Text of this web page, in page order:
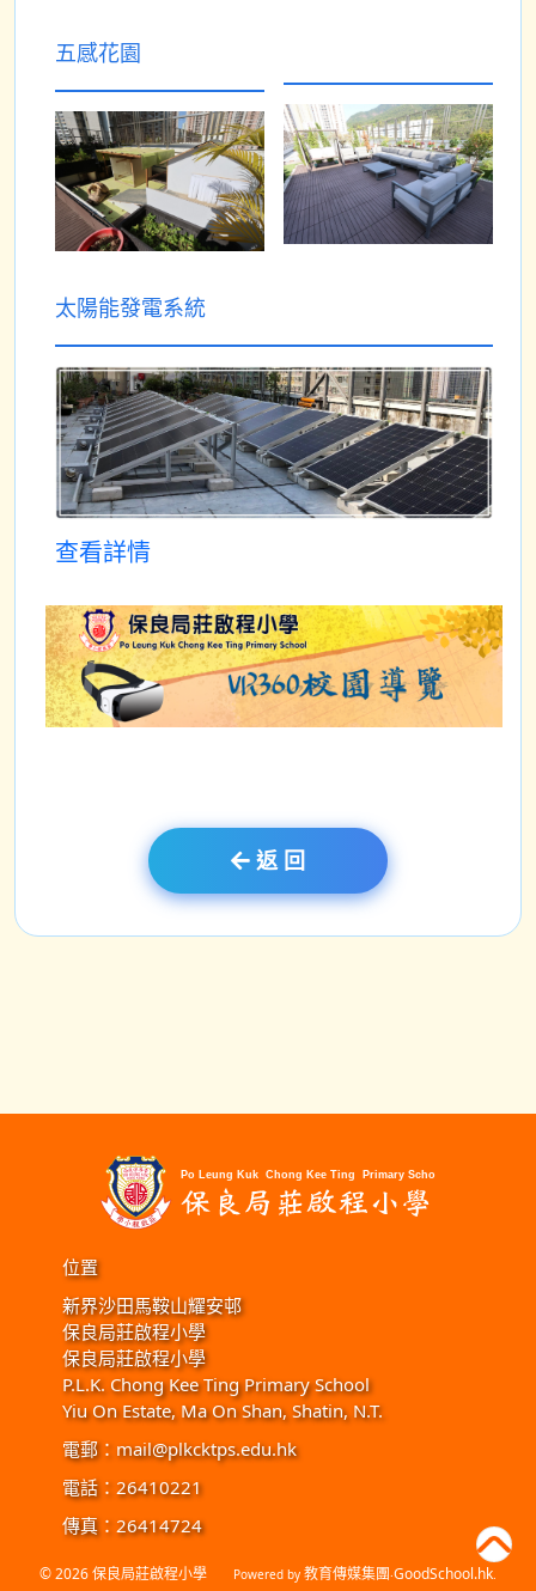
五感花園
太陽能發電系統
查看詳情
返 回
位置
新界沙田馬鞍山耀安邨
保良局莊啟程小學
保良局莊啟程小學
P.L.K. Chong Kee Ting Primary School
Yiu On Estate, Ma On Shan, Shatin, N.T.
電郵： mail@plkcktps.edu.hk
電話：26410221
傳真：26414724
© 2026保良局莊啟程小學 Powered by 教育傳媒集團‧GoodSchool.hk.